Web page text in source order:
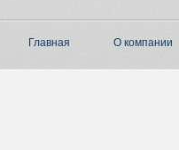
Главная О компании